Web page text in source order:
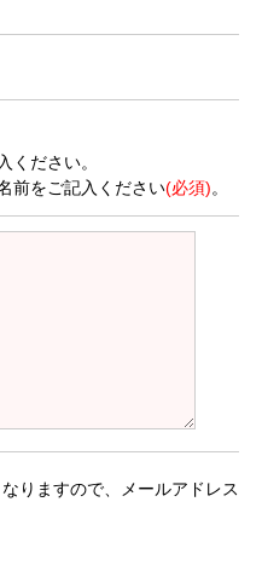
ください。
前をご記入ください(必須)。
りますので、メールアドレス